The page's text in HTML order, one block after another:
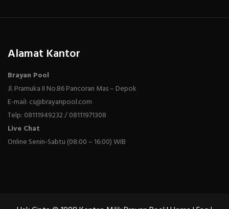
Alamat Kantor
Brayan Pool
Jl. Pramuka II No.86 Pancoran Mas – Depok
E-mail: cs@brayanpool.com
Telp: 08111949232 / 08111971308
Live Chat
Online Senin-Sabtu (08:00 – 16:00) WIB